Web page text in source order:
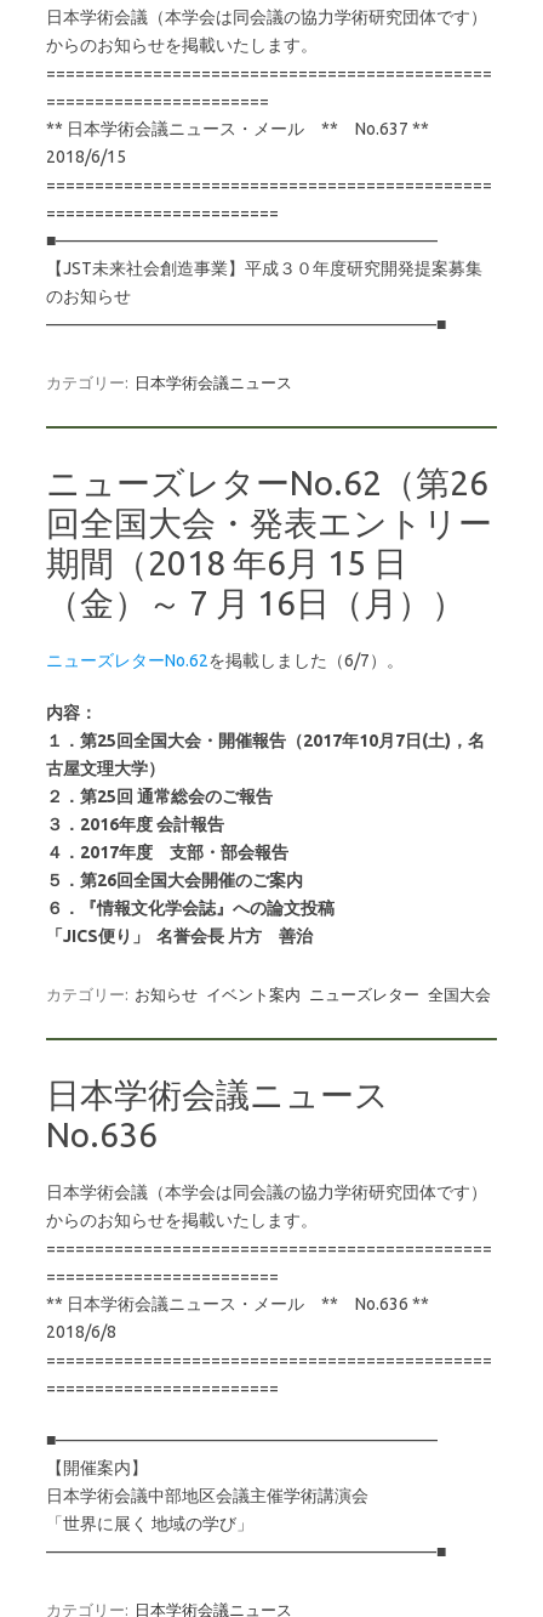
日本学術会議（本学会は同会議の協力学術研究団体です）
からのお知らせを掲載いたします。
==============================================
=======================
** 日本学術会議ニュース・メール ** No.637 **
2018/6/15
==============================================
========================
■——————————————————————–
【JST未来社会創造事業】平成３０年度研究開発提案募集
のお知らせ
———————————————————————■
カテゴリー: 日本学術会議ニュース
ニューズレターNo.62（第26
回全国大会・発表エントリー
期間（2018 年6月 15 日
（金）～ 7 月 16日（月））
ニューズレターNo.62を掲載しました（6/7）。
内容：
１．第25回全国大会・開催報告（2017年10月7日(土)，名
古屋文理大学）
２．第25回 通常総会のご報告
３．2016年度 会計報告
４．2017年度 支部・部会報告
５．第26回全国大会開催のご案内
６．『情報文化学会誌』への論文投稿
「JICS便り」 名誉会長 片方 善治
カテゴリー: お知らせ イベント案内 ニューズレター 全国大会
日本学術会議ニュース
No.636
日本学術会議（本学会は同会議の協力学術研究団体です）
からのお知らせを掲載いたします。
==============================================
========================
** 日本学術会議ニュース・メール ** No.636 **
2018/6/8
==============================================
========================
■——————————————————————–
【開催案内】
日本学術会議中部地区会議主催学術講演会
「世界に展く 地域の学び」
———————————————————————■
カテゴリー: 日本学術会議ニュース